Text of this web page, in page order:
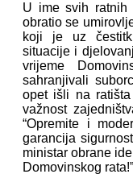
U ime svih ratnih
obratio se
koji je uz
situacije i
vrijeme
sahranjivali
opet išli na
važnost
“Opremite i
garancija
ministar obrane
Domovinskog